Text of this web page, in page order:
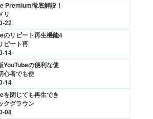
Premium徹底解説！
リ
22
のリピート再生機能4
ピート再
14
YouTubeの便利な使
心者でも使
14
を閉じても再生でき
クグラウン
08